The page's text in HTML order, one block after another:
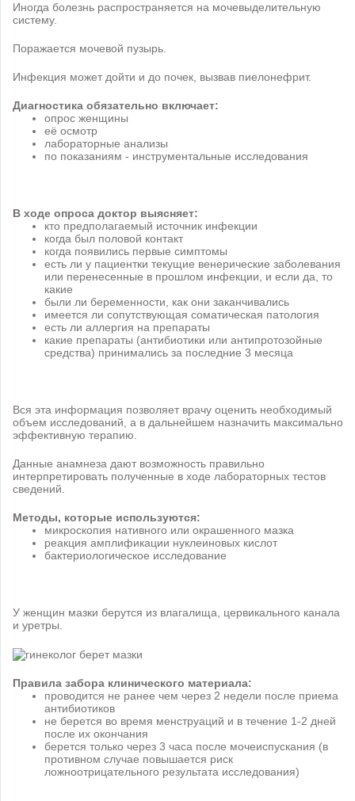
Иногда болезнь распространяется на мочевыделительную
систему.
Поражается мочевой пузырь.
Инфекция может дойти и до почек, вызвав пиелонефрит.
Диагностика обязательно включает:
опрос женщины
её осмотр
лабораторные анализы
по показаниям - инструментальные исследования
В ходе опроса доктор выясняет:
кто предполагаемый источник инфекции
когда был половой контакт
когда появились первые симптомы
есть ли у пациентки текущие венерические заболевания
или перенесенные в прошлом инфекции, и если да, то
какие
были ли беременности, как они заканчивались
имеется ли сопутствующая соматическая патология
есть ли аллергия на препараты
какие препараты (антибиотики или антипротозойные
средства) принимались за последние 3 месяца
Вся эта информация позволяет врачу оценить необходимый
объем исследований, а в дальнейшем назначить максимально
эффективную терапию.
Данные анамнеза дают возможность правильно
интерпретировать полученные в ходе лабораторных тестов
сведений.
Методы, которые используются:
микроскопия нативного или окрашенного мазка
реакция амплификации нуклеиновых кислот
бактериологическое исследование
У женщин мазки берутся из влагалища, цервикального канала
и уретры.
Правила забора клинического материала:
проводится не ранее чем через 2 недели после приема
антибиотиков
не берется во время менструаций и в течение 1-2 дней
после их окончания
берется только через 3 часа после мочеиспускания (в
противном случае повышается риск
ложноотрицательного результата исследования)